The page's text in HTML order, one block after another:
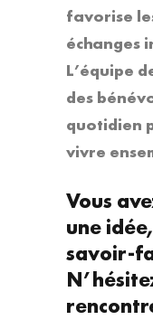
favorise
échanges
L’équipe
des
quotidien
vivre
Vous
une
savoir-